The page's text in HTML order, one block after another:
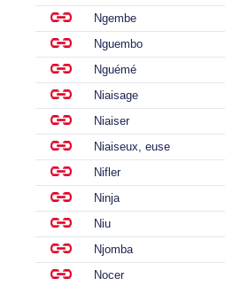
Ngembe
Nguembo
Nguémé
Niaisage
Niaiser
Niaiseux, euse
Nifler
Ninja
Niu
Njomba
Nocer